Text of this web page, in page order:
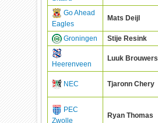
Go Ahead
Eagles
Mats Deijl
Groningen Stije Resink
Heerenveen
Luuk Brouwers
NEC Tjaronn Chery
PEC
Zwolle
Ryan Thomas